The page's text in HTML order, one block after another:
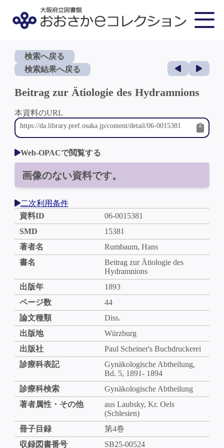
検索へ戻る
検索結果へ戻る
Beitrag zur Ätiologie des Hydramnions
本資料のURL
Web-OPACで閲覧する
画像のない資料です。
二次利用条件
資料ID
06-0015381
SMD
15381
著者名
Rumbaum, Hans
書名
Beitrag zur Ätiologie des
Hydramnions
出版年
1893
ページ数
44
論文種類
Diss.
出版地
Würzburg
出版社
Paul Scheiner's Buchdruckerei
診療科表記
Gynäkologische Abtheilung,
Bd. 5, 1891- 1894
診療科検索
Gynäkologische Abtheilung
著者属性・その他
aus Laubsky, Kr. Oels
(Schlesien)
冊子目録
第4巻
収録図書番号
SB25-00524